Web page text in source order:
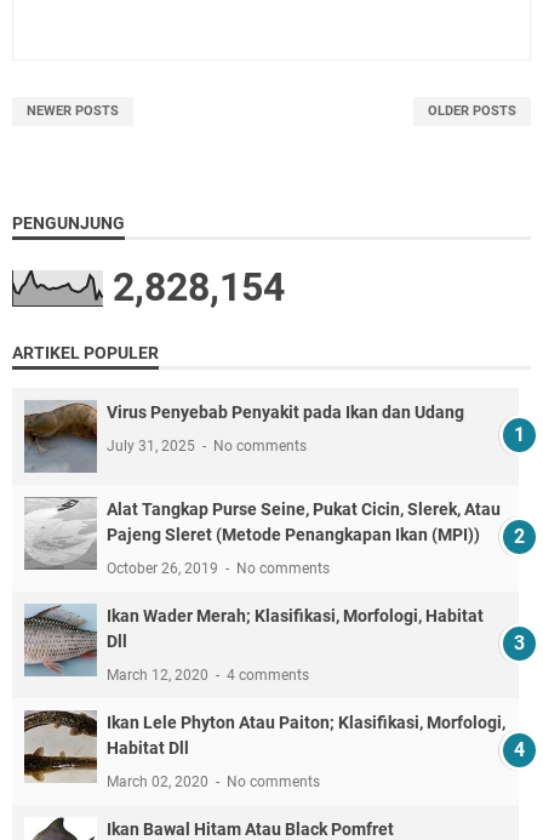
NEWER POSTS OLDER POSTS
PENGUNJUNG
2,828,154
ARTIKEL POPULER
Virus Penyebab Penyakit pada Ikan dan Udang
July 31, 2025 No comments
Alat Tangkap Purse Seine, Pukat Cicin, Slerek, Atau
Pajeng Sleret (Metode Penangkapan Ikan (MPI))
October 26, 2019 No comments
Ikan Wader Merah; Klasifikasi, Morfologi, Habitat
Dll
March 12, 2020 4 comments
Ikan Lele Phyton Atau Paiton; Klasifikasi, Morfologi,
Habitat Dll
March 02, 2020 No comments
Ikan Bawal Hitam Atau Black Pomfret